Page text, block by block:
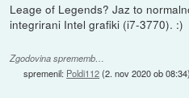
Leage of Legends? Jaz to
integrirani Intel grafiki (i7-3770). :)
Zgodovina sprememb…
spremenil: Poldi112(2. nov 2020 ob 08:34)